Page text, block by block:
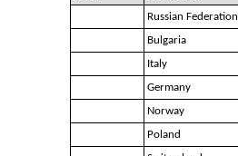
Russian Federation
Bulgaria
Italy
Germany
Norway
Poland